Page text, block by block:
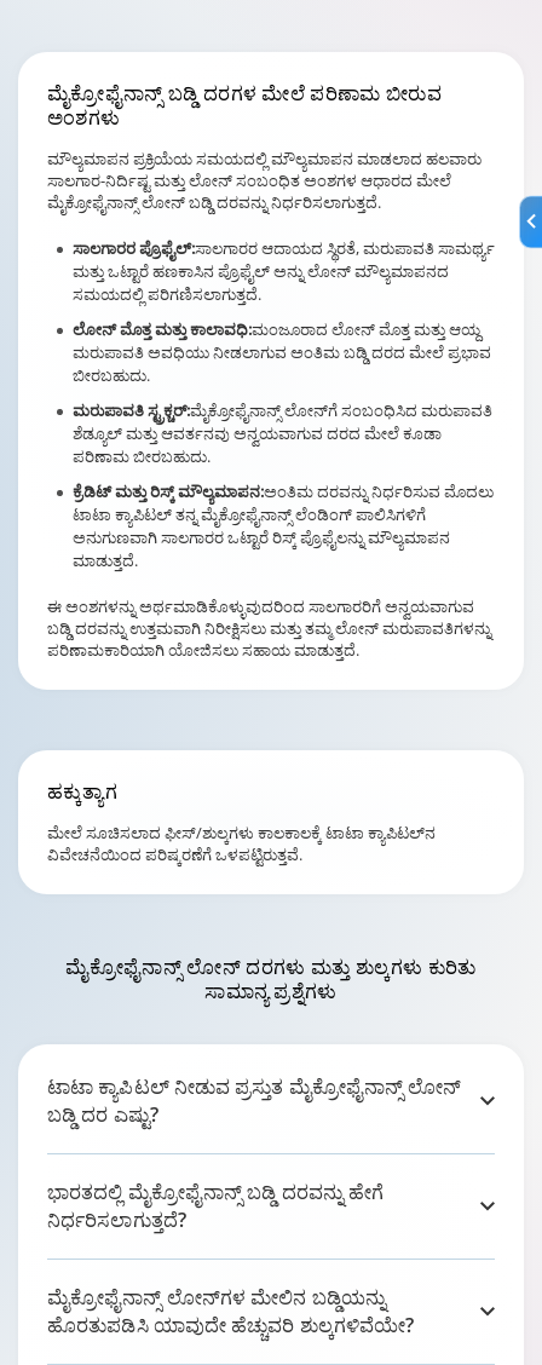
ಮೈಕ್ರೋಫೈನಾನ್ಸ್ಬಡ್ಡಿ ದರಗಳ ಮೇಲೆ ಪರಿಣಾಮ ಬೀರುವ
ಅಂಶಗಳು
ಮೌಲ್ಯಮಾಪನ ಪ್ರಕ್ರಿಯೆಯ ಸಮಯದಲ್ಲಿ ಮೌಲ್ಯಮಾಪನ ಮಾಡಲಾದ ಹಲವಾರು
ಸಾಲಗಾರ-ನಿರ್ದಿಷ್ಟ ಮತ್ತು ಲೋನ್ ಸಂಬಂಧಿತ ಅಂಶಗಳ ಆಧಾರದ ಮೇಲೆ
ಮೈಕ್ರೋಫೈನಾನ್ಸ್ ಲೋನ್ ಬಡ್ಡಿ ದರವನ್ನು ನಿರ್ಧರಿಸಲಾಗುತ್ತದೆ.
ಸಾಲಗಾರರ ಪ್ರೊಫೈಲ್:ಸಾಲಗಾರರ ಆದಾಯದ ಸ್ಥಿರತೆ, ಮರುಪಾವತಿ ಸಾಮರ್ಥ್ಯ
ಮತ್ತು ಒಟ್ಟಾರೆ ಹಣಕಾಸಿನ ಪ್ರೊಫೈಲ್ ಅನ್ನು ಲೋನ್ ಮೌಲ್ಯಮಾಪನದ
ಸಮಯದಲ್ಲಿ ಪರಿಗಣಿಸಲಾಗುತ್ತದೆ.
ಲೋನ್ ಮೊತ್ತ ಮತ್ತು ಕಾಲಾವಧಿ:ಮಂಜೂರಾದ ಲೋನ್ ಮೊತ್ತ ಮತ್ತು ಆಯ್ದ
ಮರುಪಾವತಿ ಅವಧಿಯು ನೀಡಲಾಗುವ ಅಂತಿಮ ಬಡ್ಡಿ ದರದ ಮೇಲೆ ಪ್ರಭಾವ
ಬೀರಬಹುದು.
ಮರುಪಾವತಿ ಸ್ಟ್ರಕ್ಚರ್:ಮೈಕ್ರೋಫೈನಾನ್ಸ್ ಲೋನ್‌ಗೆ ಸಂಬಂಧಿಸಿದ ಮರುಪಾವತಿ
ಶೆಡ್ಯೂಲ್ ಮತ್ತು ಆವರ್ತನವು ಅನ್ವಯವಾಗುವ ದರದ ಮೇಲೆ ಕೂಡಾ
ಪರಿಣಾಮ ಬೀರಬಹುದು.
ಕ್ರೆಡಿಟ್ ಮತ್ತು ರಿಸ್ಕ್ ಮೌಲ್ಯಮಾಪನ:ಅಂತಿಮ ದರವನ್ನು ನಿರ್ಧರಿಸುವ ಮೊದಲು
ಟಾಟಾ ಕ್ಯಾಪಿಟಲ್ ತನ್ನ ಮೈಕ್ರೋಫೈನಾನ್ಸ್ ಲೆಂಡಿಂಗ್ ಪಾಲಿಸಿಗಳಿಗೆ
ಅನುಗುಣವಾಗಿ ಸಾಲಗಾರರ ಒಟ್ಟಾರೆ ರಿಸ್ಕ್ ಪ್ರೊಫೈಲನ್ನು ಮೌಲ್ಯಮಾಪನ
ಮಾಡುತ್ತದೆ.
ಈ ಅಂಶಗಳನ್ನು ಅರ್ಥಮಾಡಿಕೊಳ್ಳುವುದರಿಂದ ಸಾಲಗಾರರಿಗೆ ಅನ್ವಯವಾಗುವ
ಬಡ್ಡಿ ದರವನ್ನು ಉತ್ತಮವಾಗಿ ನಿರೀಕ್ಷಿಸಲು ಮತ್ತು ತಮ್ಮ ಲೋನ್ ಮರುಪಾವತಿಗಳನ್ನು
ಪರಿಣಾಮಕಾರಿಯಾಗಿ ಯೋಜಿಸಲು ಸಹಾಯ ಮಾಡುತ್ತದೆ.
ಹಕ್ಕುತ್ಯಾಗ
ಮೇಲೆ ಸೂಚಿಸಲಾದ ಫೀಸ್/ಶುಲ್ಕಗಳು ಕಾಲಕಾಲಕ್ಕೆ ಟಾಟಾ ಕ್ಯಾಪಿಟಲ್‌ನ
ವಿವೇಚನೆಯಿಂದ ಪರಿಷ್ಕರಣೆಗೆ ಒಳಪಟ್ಟಿರುತ್ತವೆ.
ಮೈಕ್ರೋಫೈನಾನ್ಸ್ಲೋನ್ ದರಗಳು ಮತ್ತು ಶುಲ್ಕಗಳು ಕುರಿತು
ಸಾಮಾನ್ಯ ಪ್ರಶ್ನೆಗಳು
ಟಾಟಾ ಕ್ಯಾಪಿಟಲ್ ನೀಡುವ ಪ್ರಸ್ತುತ ಮೈಕ್ರೋಫೈನಾನ್ಸ್ ಲೋನ್
ಬಡ್ಡಿ ದರ ಎಷ್ಟು?
ಭಾರತದಲ್ಲಿ ಮೈಕ್ರೋಫೈನಾನ್ಸ್ ಬಡ್ಡಿ ದರವನ್ನು ಹೇಗೆ
ನಿರ್ಧರಿಸಲಾಗುತ್ತದೆ?
ಮೈಕ್ರೋಫೈನಾನ್ಸ್ ಲೋನ್‌ಗಳ ಮೇಲಿನ ಬಡ್ಡಿಯನ್ನು
ಹೊರತುಪಡಿಸಿ ಯಾವುದೇ ಹೆಚ್ಚುವರಿ ಶುಲ್ಕಗಳಿವೆಯೇ?